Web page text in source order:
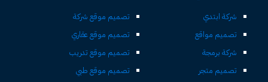
شركة ابتدي
تصميم مواقع
شركة برمجة
تصميم متجر
تصميم موقع شركة
تصميم موقع عقاري
تصميم موقع تدريب
تصميم موقع طبي